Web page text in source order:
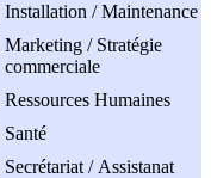
Installation / Maintenance
Marketing / Stratégie
commerciale
Ressources Humaines
Santé
Secrétariat / Assistanat